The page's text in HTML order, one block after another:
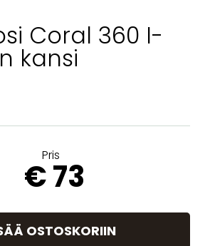
Coral 360 I-
kansi
Pris
€ 73
OSTOSKORIIN